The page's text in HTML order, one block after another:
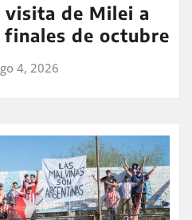
de Milei a
finales de octubre
4, 2026